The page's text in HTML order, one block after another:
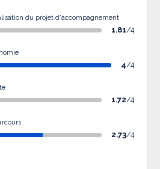
du projet d'accompagnement
1.81/4
4/4
1.72/4
2.73/4